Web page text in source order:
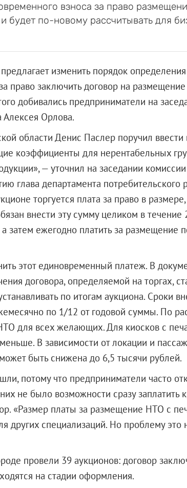
взноса за право
будет по-новому рассчитывать для
изменить порядок
право заключить договор на
добивались предприниматели на
Алексея Орлова.
области Денис Паслер поручил ввести
коэффициенты для нерентабельных
— уточнил на заседании
глава департамента
торгуется плата за право в
внести эту сумму целиком в течение
затем ежегодно платить за размещение
этот единовременный платеж. В
договора, определяемой на торгах,
по итогам аукциона. Сроки
по 1/12 от годовой суммы. По
для всех желающих. Для киосков с
В зависимости от локации и
быть снижена до 6,5 тысячи рублей.
потому что предприниматели часто
них не было возможности сразу заплатить
«Размер платы за размещение НТО с
других специализаций. Но проблему это
провели 39 аукционов: договор
на стадии оформления.